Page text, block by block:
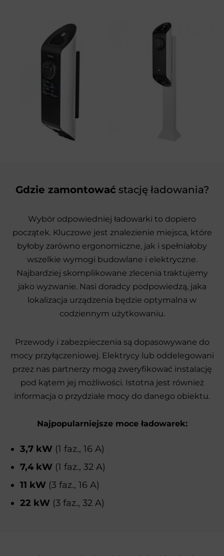
Gdzie zamontować stację ładowania?
Wybór odpowiedniej ładowarki to dopiero
początek. Kluczowe jest znalezienie miejsca, które
byłoby zarówno ergonomiczne, jak i spełniałoby
wszelkie wymogi budowlane i elektryczne.
Najbardziej skomplikowane zlecenia traktujemy
jako wyzwanie. Nasi doradcy podpowiedzą, jaka
lokalizacja urządzenia będzie optymalna w
codziennym użytkowaniu.
Przewody i zabezpieczenia są dopasowywane do
mocy przyłączeniowej. Elektrycy lub oddelegowani
przez nas partnerzy mogą zweryfikować instalację
pod kątem jej możliwości. Istotna jest również
informacja o przydziale mocy do danego obiektu.
Najpopularniejsze moce ładowarek:
3,7 kW (1 faz., 16 A)
7,4 kW (1 faz., 32 A)
11 kW (3 faz., 16 A)
22 kW (3 faz., 32 A)